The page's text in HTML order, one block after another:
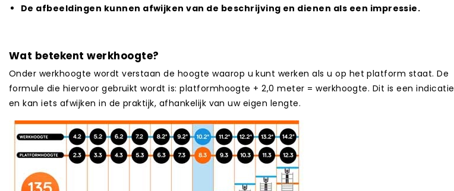
De afbeeldingen kunnen afwijken van de beschrijving en dienen als een impressie.
Wat betekent werkhoogte?
Onder werkhoogte wordt verstaan de hoogte waarop u kunt werken als u op het platform staat. De
formule die hiervoor gebruikt wordt is: platformhoogte + 2,0 meter = werkhoogte. Dit is een indicatie
en kan iets afwijken in de praktijk, afhankelijk van uw eigen lengte.